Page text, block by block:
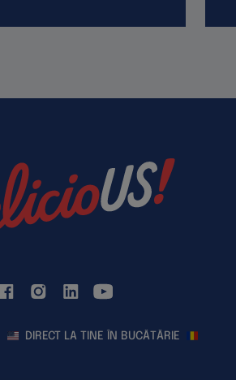
DIRECT LA TINE ÎN BUCĂTĂRIE